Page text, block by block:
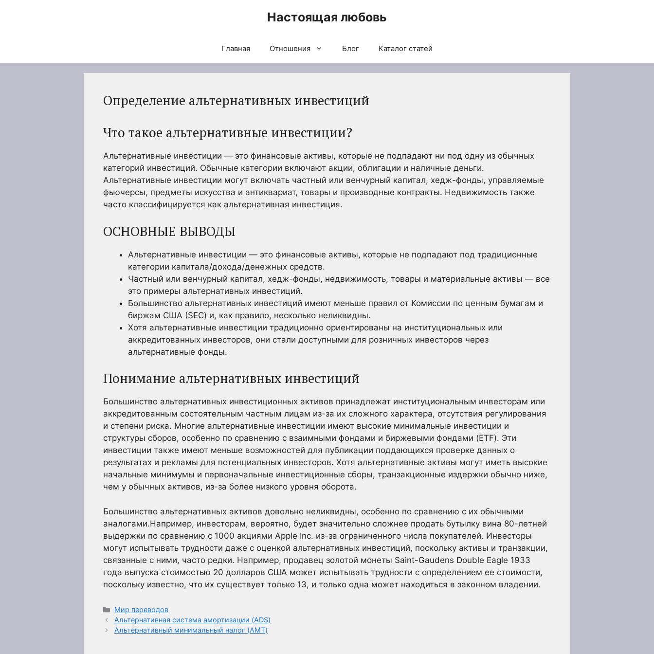
Настоящая любовь
Главная Отношения Блог Каталог статей
Определение альтернативных инвестиций
Что такое альтернативные инвестиции?
Альтернативные инвестиции — это финансовые активы, которые не подпадают ни под одну из обычных
категорий инвестиций. Обычные категории включают акции, облигации и наличные деньги.
Альтернативные инвестиции могут включать частный или венчурный капитал, хедж-фонды, управляемые
фьючерсы, предметы искусства и антиквариат, товары и производные контракты. Недвижимость также
часто классифицируется как альтернативная инвестиция.
ОСНОВНЫЕ ВЫВОДЫ
Альтернативные инвестиции — это финансовые активы, которые не подпадают под традиционные
категории капитала/дохода/денежных средств.
Частный или венчурный капитал, хедж-фонды, недвижимость, товары и материальные активы — все
это примеры альтернативных инвестиций.
Большинство альтернативных инвестиций имеют меньше правил от Комиссии по ценным бумагам и
биржам США (SEC) и, как правило, несколько неликвидны.
Хотя альтернативные инвестиции традиционно ориентированы на институциональных или
аккредитованных инвесторов, они стали доступными для розничных инвесторов через
альтернативные фонды.
Понимание альтернативных инвестиций
Большинство альтернативных инвестиционных активов принадлежат институциональным инвесторам или
аккредитованным состоятельным частным лицам из-за их сложного характера, отсутствия регулирования
и степени риска. Многие альтернативные инвестиции имеют высокие минимальные инвестиции и
структуры сборов, особенно по сравнению с взаимными фондами и биржевыми фондами (ETF). Эти
инвестиции также имеют меньше возможностей для публикации поддающихся проверке данных о
результатах и рекламы для потенциальных инвесторов. Хотя альтернативные активы могут иметь высокие
начальные минимумы и первоначальные инвестиционные сборы, транзакционные издержки обычно ниже,
чем у обычных активов, из-за более низкого уровня оборота.
Большинство альтернативных активов довольно неликвидны, особенно по сравнению с их обычными
аналогами.Например, инвесторам, вероятно, будет значительно сложнее продать бутылку вина 80-летней
выдержки по сравнению с 1000 акциями Apple Inc. из-за ограниченного числа покупателей. Инвесторы
могут испытывать трудности даже с оценкой альтернативных инвестиций, поскольку активы и транзакции,
связанные с ними, часто редки. Например, продавец золотой монеты Saint-Gaudens Double Eagle 1933
года выпуска стоимостью 20 долларов США может испытывать трудности с определением ее стоимости,
поскольку известно, что их существует только 13, и только одна может находиться в законном владении.
Рубрики
Мир переводов
Альтернативная система амортизации (ADS)
Альтернативный минимальный налог (AMT)